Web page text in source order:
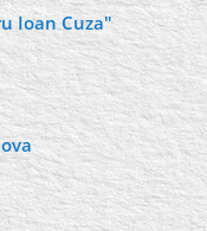
Ioan Cuza"